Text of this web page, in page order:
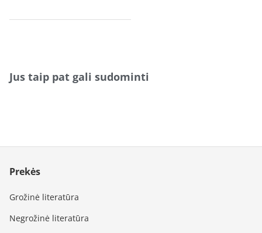
Jus taip pat gali sudominti
Prekės
Grožinė literatūra
Negrožinė literatūra